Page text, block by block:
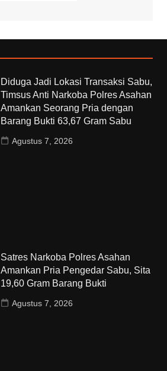
Diduga Jadi Lokasi Transaksi Sabu,
Timsus Anti Narkoba Polres Asahan
Amankan Seorang Pria dengan
Barang Bukti 63,67 Gram Sabu
Agustus 7, 2026
Satres Narkoba Polres Asahan
Amankan Pria Pengedar Sabu, Sita
19,60 Gram Barang Bukti
Agustus 7, 2026